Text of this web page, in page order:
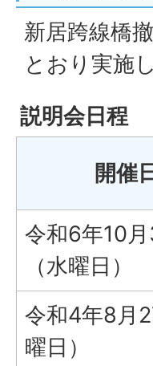
新居跨線橋
とおり実施
説明会日程
開催
令和6年10
（水曜日）
令和4年8月
曜日）